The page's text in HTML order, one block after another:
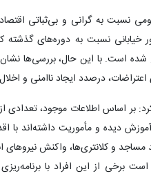
نسبت به گرانی و بی‌ثباتی
نسبت به دوره‌های گذشته
است. با این حال، بررسی‌ها
درصدد ایجاد ناامنی و
بر اساس اطلاعات موجود،
دیده و مأموریت داشته‌اند با
و کلانتری‌ها، واکنش نیرو‌های
برخی از این افراد با